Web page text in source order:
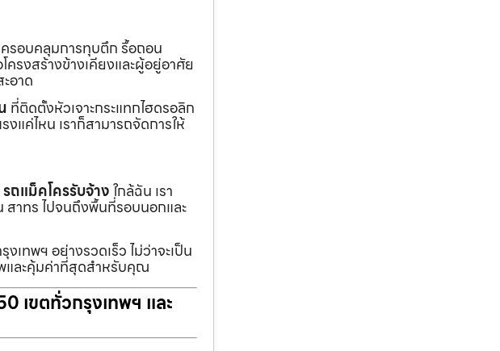
ครอบคลุมการทุบตึก รื้อถอน
ครงสร้างข้างเคียงและผู้อยู่อาศัย
อาด
ที่ติดตั้งหัวเจาะกระแทกไฮดรอลิก
แค่ไหน เราก็สามารถจัดการให้
รถแม็คโครรับจ้างใกล้ฉัน เรา
าทร ไปจนถึงพื้นที่รอบนอกและ
เทพฯ อย่างรวดเร็ว ไม่ว่าจะเป็น
และคุ้มค่าที่สุดสำหรับคุณ
เขตทั่วกรุงเทพฯ และ